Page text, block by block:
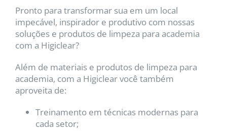
Pronto para transformar sua em um local
impecável, inspirador e produtivo com nossas
soluções e produtos de limpeza para academia
com a Higiclear?
Além de materiais e produtos de limpeza para
academia, com a Higiclear você também
aproveita de:
Treinamento em técnicas modernas para
cada setor;